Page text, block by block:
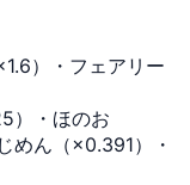
）・フェアリー
）・ほのお
めん（×0.391）・